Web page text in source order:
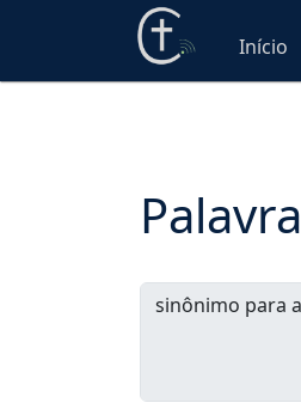
Início
Palavra